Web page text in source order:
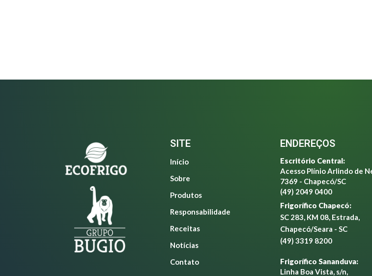
SITE
Início
Sobre
Produtos
Responsabilidade
Receitas
Notícias
Contato
ENDEREÇOS
Escritório Central:
Acesso Plínio Arlindo de
7369 - Chapecó/SC
(49) 2049 0400
Frigorífico Chapecó:
SC 283, KM 08, Estrada,
Chapecó/Seara - SC
(49) 3319 8200
Frigorífico Sananduva:
Linha Boa Vista, s/n,